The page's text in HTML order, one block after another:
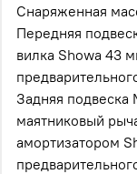
Снаряженная
Передняя
вилка Showa 43
Задняя
маятниковый
амортизатором